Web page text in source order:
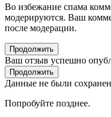
Во избежание спама
модерируются. Ваш
после модерации.
Продолжить
Ваш отзыв успешно
Продолжить
Данные не были
Попробуйте позднее.